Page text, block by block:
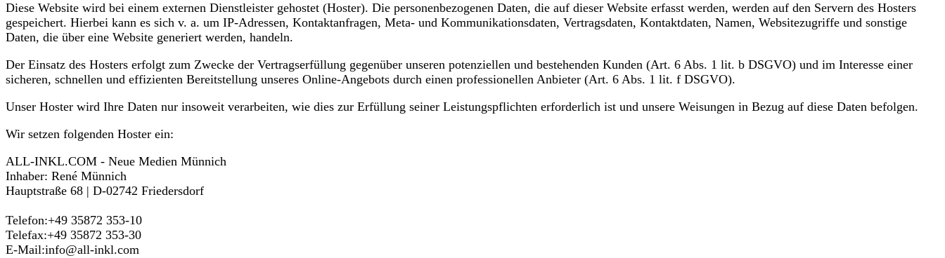
Diese Website wird bei einem externen Dienstleister gehostet (Hoster). Die personenbezogenen Daten, die auf dieser Website erfasst werden, werden auf den Servern des Hosters
gespeichert. Hierbei kann es sich v. a. um IP-Adressen, Kontaktanfragen, Meta- und Kommunikationsdaten, Vertragsdaten, Kontaktdaten, Namen, Websitezugriffe und sonstige
Daten, die über eine Website generiert werden, handeln.
Der Einsatz des Hosters erfolgt zum Zwecke der Vertragserfüllung gegenüber unseren potenziellen und bestehenden Kunden (Art. 6 Abs. 1 lit. b DSGVO) und im Interesse einer
sicheren, schnellen und effizienten Bereitstellung unseres Online-Angebots durch einen professionellen Anbieter (Art. 6 Abs. 1 lit. f DSGVO).
Unser Hoster wird Ihre Daten nur insoweit verarbeiten, wie dies zur Erfüllung seiner Leistungspflichten erforderlich ist und unsere Weisungen in Bezug auf diese Daten befolgen.
Wir setzen folgenden Hoster ein:
ALL-INKL.COM - Neue Medien Münnich
Inhaber: René Münnich
Hauptstraße 68 | D-02742 Friedersdorf
Telefon:+49 35872 353-10
Telefax:+49 35872 353-30
E-Mail:info@all-inkl.com